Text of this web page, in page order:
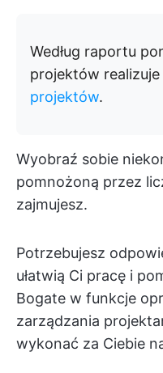
Według raportu
projektów realizuje
projektów.
Wyobraź sobie
pomnożoną przez
zajmujesz.
Potrzebujesz
ułatwią Ci pracę i
Bogate w funkcje
zarządzania
wykonać za Ciebie